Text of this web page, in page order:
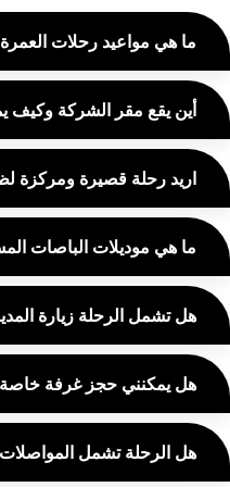
ما هي مواعيد رحلات
أين يقع مقر الشركة وكيف
اريد رحلة قصيرة ومركزة
ما هي موديلات الباصات
هل تشمل الرحلة زيارة
هل يمكنني حجز غرفة خاصة
هل الرحلة تشمل